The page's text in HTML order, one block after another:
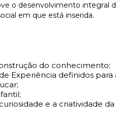
o desenvolvimento integral
em que está inserida.
do conhecimento;
Experiência definidos para
e a criatividade da